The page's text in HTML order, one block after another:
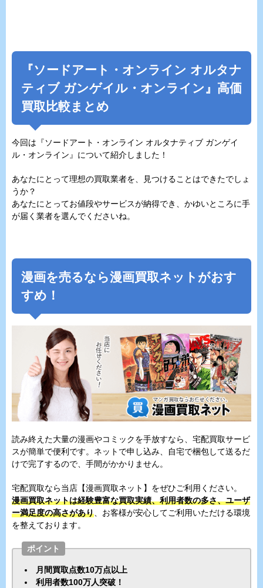
『ソードアート・オンライン オルタナ
ティブ ガンゲイル・オンライン』高価
買取比較まとめ
今回は『ソードアート・オンライン オルタナティブ ガンゲイ
ル・オンライン 』について紹介しました！
あなたにとって理想の買取業者を、見つけることはできたでしょ
うか？
あなたにとってお値段やサービスが納得でき、かゆいところに手
が届く業者を選んでくださいね。
漫画を売るなら漫画買取ネットがおす
すめ！
読み終えた大量の漫画やコミックを手放すなら、宅配買取サービ
スが簡単で便利です。ネットで申し込み、自宅で梱包して送るだ
けで完了するので、手間がかかりません。
宅配買取なら当店【漫画買取ネット】をぜひご利用ください。
漫画買取ネットは経験豊富な買取実績、利用者数の多さ、ユーザ
ー満足度の高さがあり 、お客様が安心してご利用いただける環境
を整えております。
ポイント
月間買取点数10万点以上
利用者数100万人突破！